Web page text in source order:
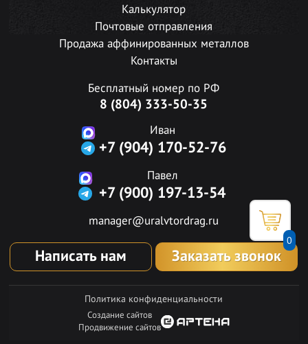
0
Калькулятор
Почтовые отправления
Продажа аффинированных металлов
Контакты
Бесплатный номер по РФ
8 (804) 333-50-35
Иван
+7 (904) 170-52-76
Павел
+7 (900) 197-13-54
manager@uralvtordrag.ru
Написать нам Заказать звонок
Политика конфиденциальности
Создание сайтов
Продвижение сайтов